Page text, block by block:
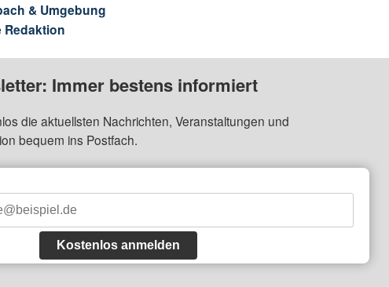
& Umgebung
Redaktion
Immer bestens informiert
die aktuellsten Nachrichten, Veranstaltungen und
bequem ins Postfach.
Kostenlos anmelden